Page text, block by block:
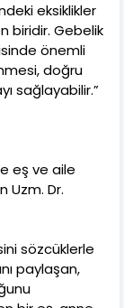
eksiklikler
biridir. Gebelik
önemli
doğru
sağlayabilir.”
eş ve aile
Uzm. Dr.
sözcüklerle
paylaşan,